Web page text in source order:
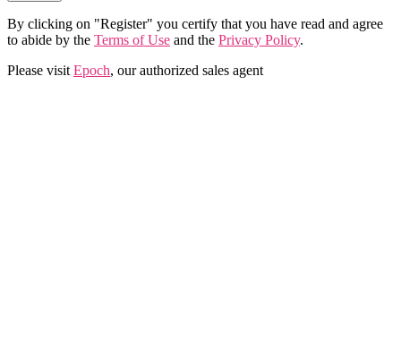
By clicking on "Register" you certify that you have read and agree
to abide by the Terms of Use and the Privacy Policy.
Please visit Epoch, our authorized sales agent